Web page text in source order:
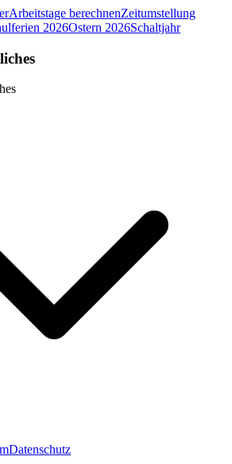
Arbeitstage berechnenZeitumstellung
2026Ostern 2026Schaltjahr
Datenschutz